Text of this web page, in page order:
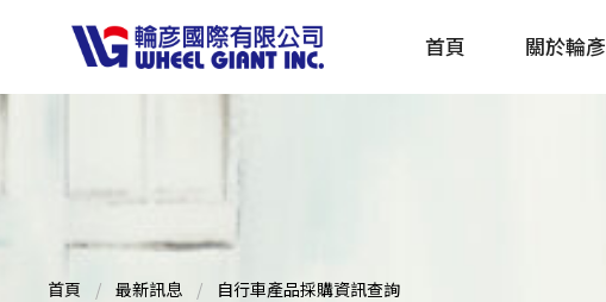
首頁 關於輪彥
首頁 最新訊息 自行車產品採購資訊查詢